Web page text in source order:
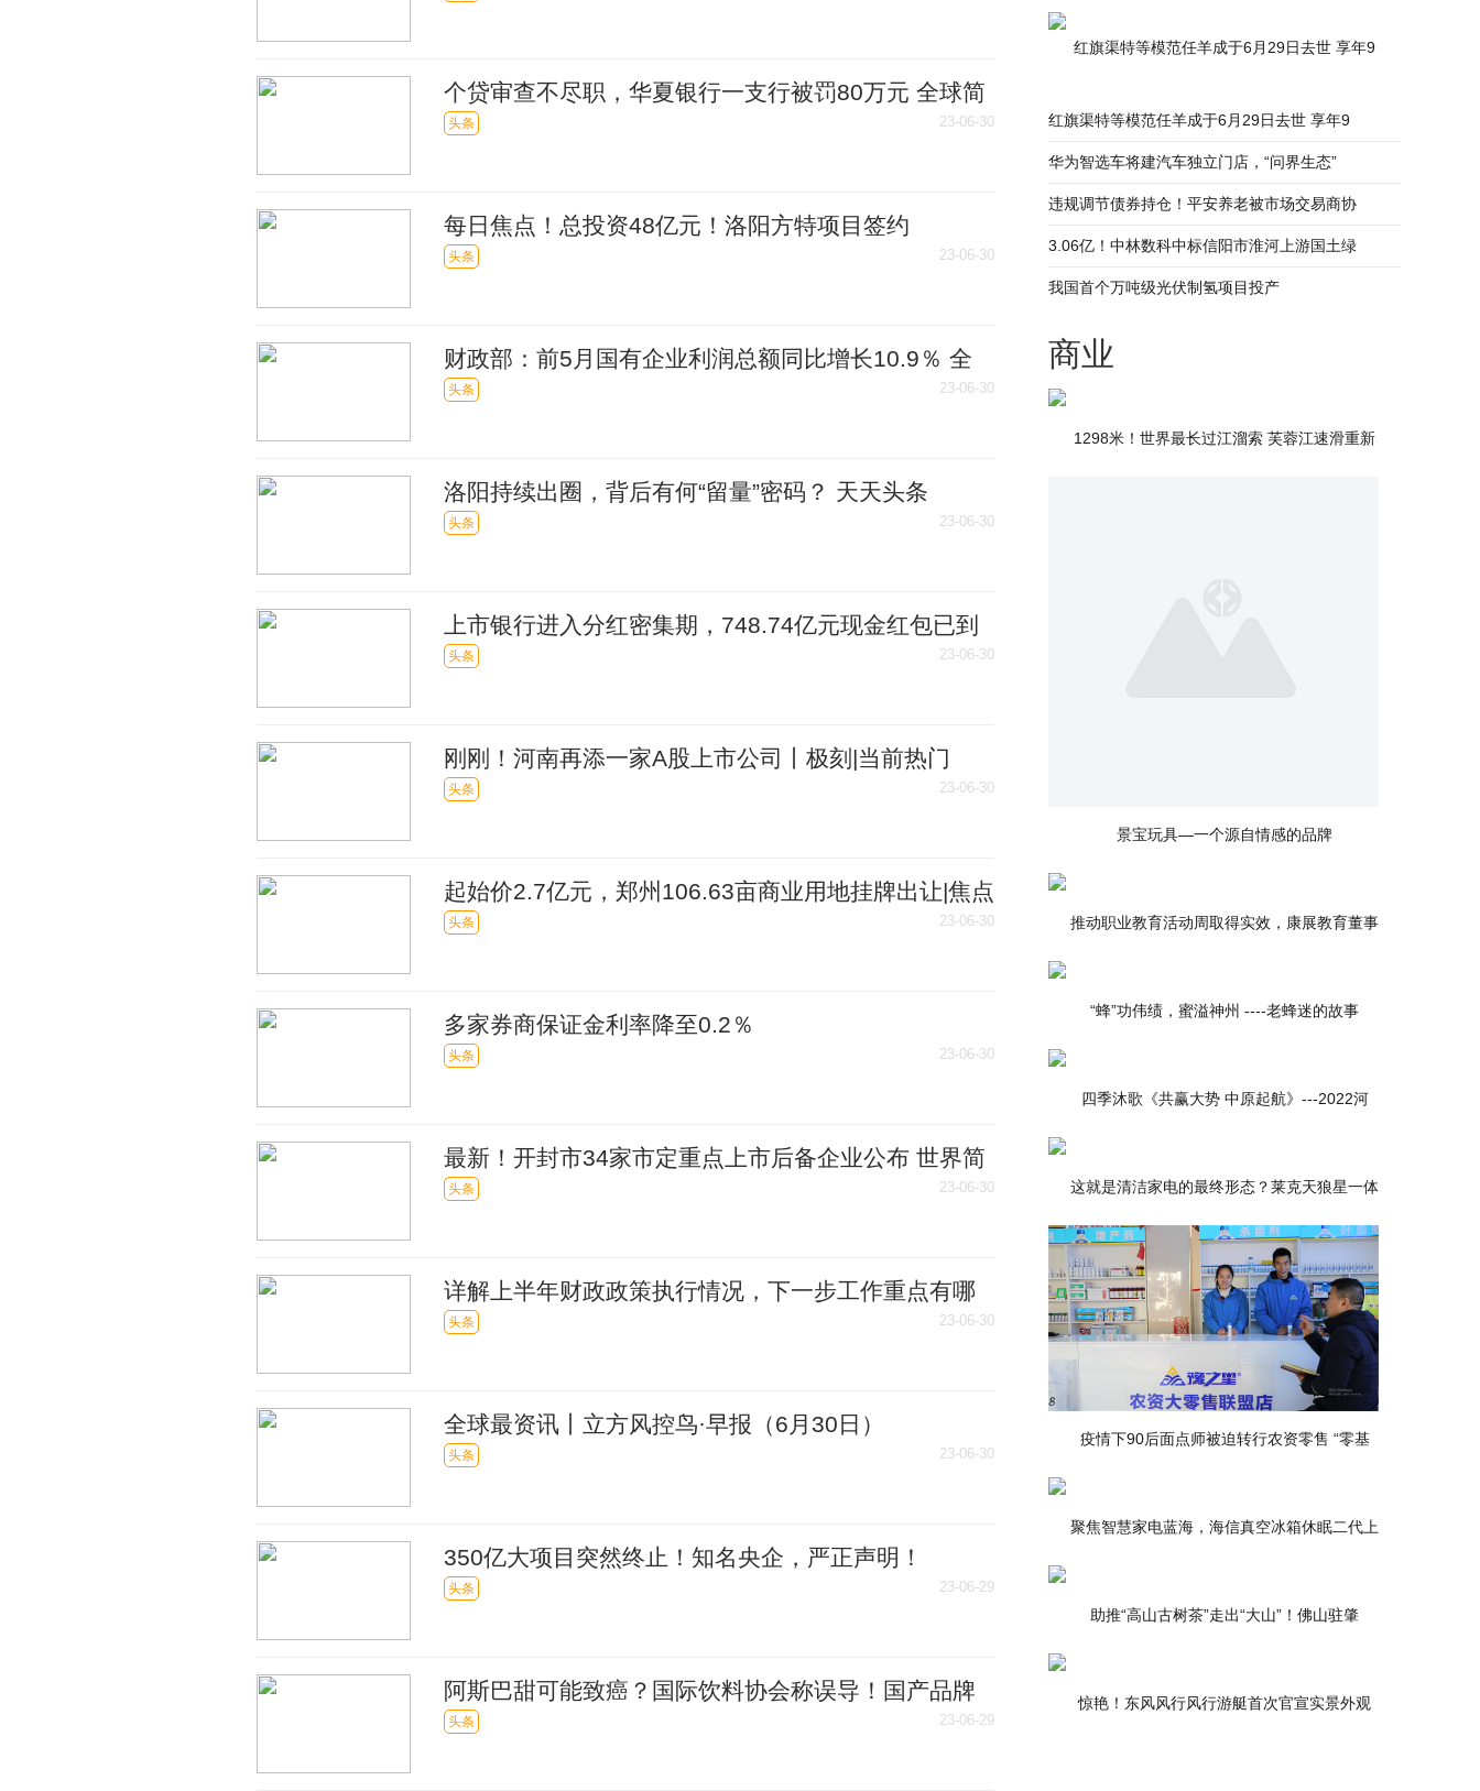
个贷审查不尽职，华夏银行一支行被罚80万元 全球简
讯
头条 23-06-30
每日焦点！总投资48亿元！洛阳方特项目签约
头条 23-06-30
财政部：前5月国有企业利润总额同比增长10.9％ 全
球热闻
头条 23-06-30
洛阳持续出圈，背后有何“留量”密码？ 天天头条
头条 23-06-30
上市银行进入分红密集期，748.74亿元现金红包已到
账 天天短讯
头条 23-06-30
刚刚！河南再添一家A股上市公司丨极刻|当前热门
头条 23-06-30
起始价2.7亿元，郑州106.63亩商业用地挂牌出让|焦点
快看
头条 23-06-30
多家券商保证金利率降至0.2％
头条 23-06-30
最新！开封市34家市定重点上市后备企业公布 世界简
讯
头条 23-06-30
详解上半年财政政策执行情况，下一步工作重点有哪
些 全球快播
头条 23-06-30
全球最资讯丨立方风控鸟·早报（6月30日）
头条 23-06-30
350亿大项目突然终止！知名央企，严正声明！
头条 23-06-29
阿斯巴甜可能致癌？国际饮料协会称误导！国产品牌
紧急澄清
头条 23-06-29
红旗渠特等模范任羊成于6月29日去世 享年9
红旗渠特等模范任羊成于6月29日去世 享年9
华为智选车将建汽车独立门店，“问界生态”
违规调节债券持仓！平安养老被市场交易商协
3.06亿！中林数科中标信阳市淮河上游国土绿
我国首个万吨级光伏制氢项目投产
商业
1298米！世界最长过江溜索 芙蓉江速滑重新
景宝玩具—一个源自情感的品牌
推动职业教育活动周取得实效，康展教育董事
“蜂”功伟绩，蜜溢神州 ----老蜂迷的故事
四季沐歌《共赢大势 中原起航》---2022河
这就是清洁家电的最终形态？莱克天狼星一体
疫情下90后面点师被迫转行农资零售 “零基
聚焦智慧家电蓝海，海信真空冰箱休眠二代上
助推“高山古树茶”走出“大山”！佛山驻肇
惊艳！东风风行风行游艇首次官宣实景外观